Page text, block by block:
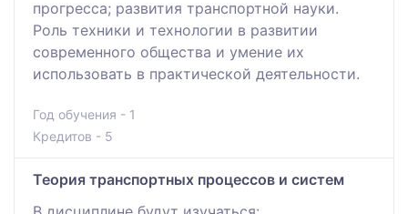
прогресса; развития транспортной науки.
Роль техники и технологии в развитии
современного общества и умение их
использовать в практической деятельности.
Год обучения - 1
Кредитов - 5
Теория транспортных процессов и систем